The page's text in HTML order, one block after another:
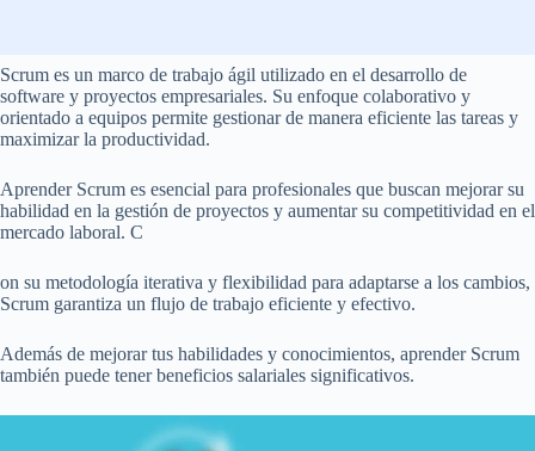
Scrum es un marco de trabajo ágil utilizado en el desarrollo de
software y proyectos empresariales. Su enfoque colaborativo y
orientado a equipos permite gestionar de manera eficiente las tareas y
maximizar la productividad.
Aprender Scrum es esencial para profesionales que buscan mejorar su
habilidad en la gestión de proyectos y aumentar su competitividad en el
mercado laboral. C
on su metodología iterativa y flexibilidad para adaptarse a los cambios,
Scrum garantiza un flujo de trabajo eficiente y efectivo.
Además de mejorar tus habilidades y conocimientos, aprender Scrum
también puede tener beneficios salariales significativos.